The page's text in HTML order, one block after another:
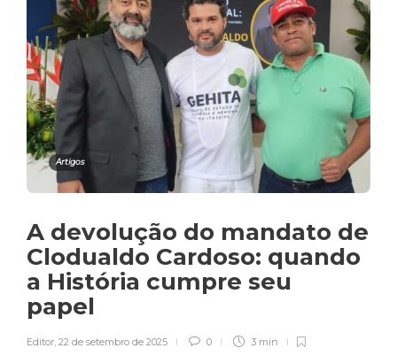
Artigos
A devolução do mandato de
Clodualdo Cardoso: quando
a História cumpre seu
papel
Editor, 22 de setembro de 2025 0 3 min